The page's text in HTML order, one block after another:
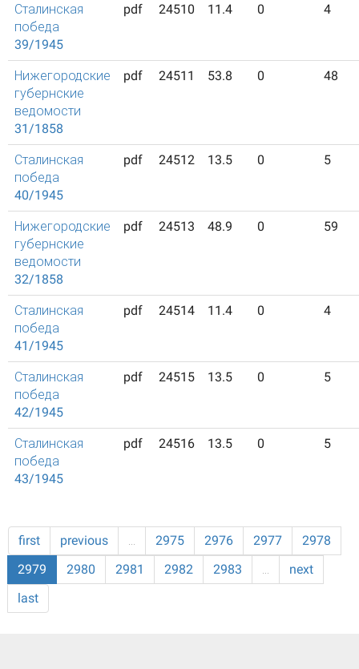
Сталинская
победа
39/1945
pdf 24510 11.4 0 4
Нижегородские
губернские
ведомости
31/1858
pdf 24511 53.8 0 48
Сталинская
победа
40/1945
pdf 24512 13.5 0 5
Нижегородские
губернские
ведомости
32/1858
pdf 24513 48.9 0 59
Сталинская
победа
41/1945
pdf 24514 11.4 0 4
Сталинская
победа
42/1945
pdf 24515 13.5 0 5
Сталинская
победа
43/1945
pdf 24516 13.5 0 5
first previous … 2975 2976 2977
2978
2979
2980 2981 2982 2983 …
next
last